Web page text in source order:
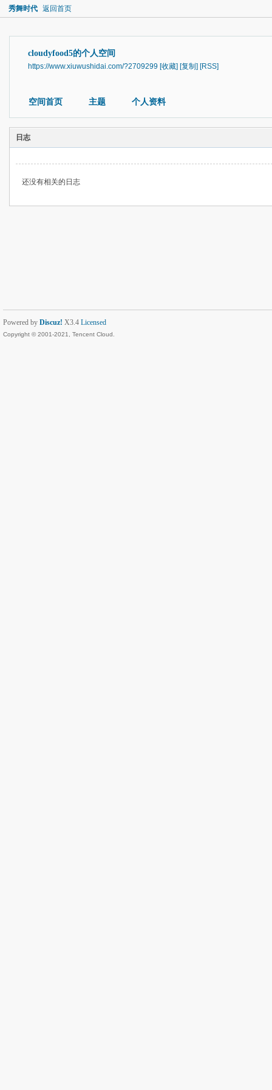
秀舞时代 返回首页
cloudyfood5的个人空间
https://www.xiuwushidai.com/?2709299 [收藏] [复制] [RSS]
空间首页 主题 个人资料
日志
还没有相关的日志
Powered by Discuz! X3.4 Licensed
Copyright © 2001-2021, Tencent Cloud.